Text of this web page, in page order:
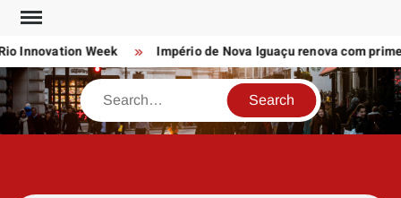
Skip
content
Week Império de Nova Iguaçu renova com
Search